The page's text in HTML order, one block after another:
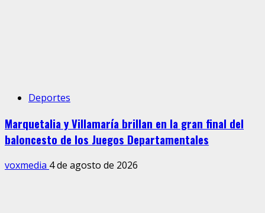
Deportes
Marquetalia y Villamaría brillan en la gran final del
baloncesto de los Juegos Departamentales
voxmedia 4 de agosto de 2026